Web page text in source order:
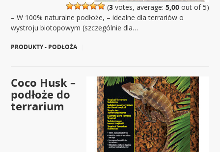
(3votes, average: 5,00out of 5)
– W 100% naturalne podłoże, – idealne dla terrariów o
wystroju biotopowym (szczególnie dla…
PRODUKTY - PODŁOŻA
Coco Husk –
podłoże do
terrarium